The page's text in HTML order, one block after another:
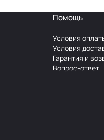
Помощь
Условия
Условия
Гарантия и
Вопрос-ответ